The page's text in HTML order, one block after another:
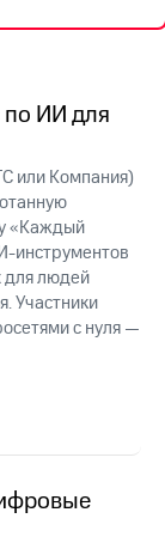
ИИ для
или Компания)
«Каждый
инструментов
для людей
Участники
с нуля —